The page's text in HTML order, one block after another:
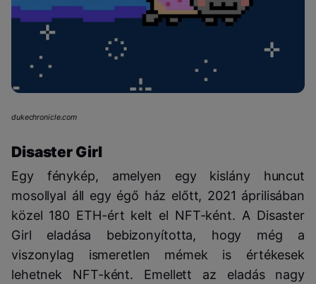
dukechronicle.com
Disaster Girl
Egy fénykép, amelyen egy kislány huncut
mosollyal áll egy égő ház előtt, 2021 áprilisában
közel 180 ETH-ért kelt el NFT-ként. A Disaster
Girl eladása bebizonyította, hogy még a
viszonylag ismeretlen mémek is értékesek
lehetnek NFT-ként. Emellett az eladás nagy